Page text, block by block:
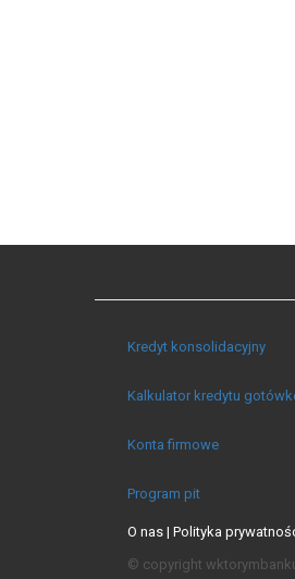
Kredyt konsolidacyjny
Kalkulator kredytu
Konta firmowe
Program pit
O nas | Polityka
© copyright